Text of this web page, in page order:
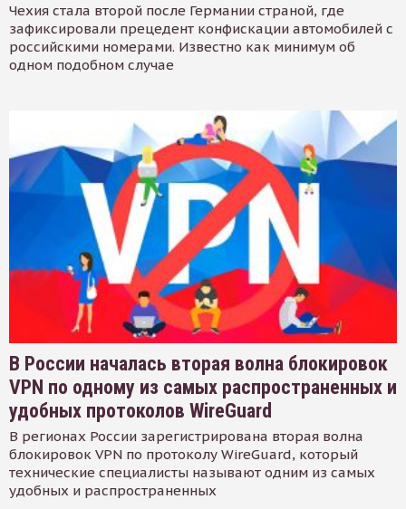
Чехия стала второй после Германии страной, где
зафиксировали прецедент конфискации автомобилей с
российскими номерами. Известно как минимум об
одном подобном случае
В России началась вторая волна блокировок
VPN по одному из самых распространенных и
удобных протоколов WireGuard
В регионах России зарегистрирована вторая волна
блокировок VPN по протоколу WireGuard, который
технические специалисты называют одним из самых
удобных и распространенных